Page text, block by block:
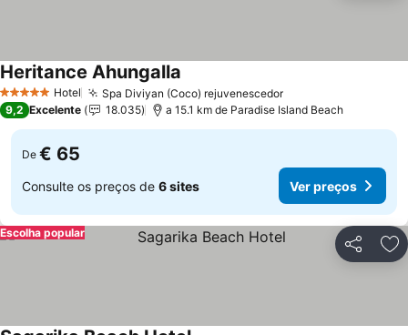
5 Estrelas Hotel Spa Diviyan (Coco) rejuvenescedor
Heritance Ahungalla
9,2 Excelente 18.035 a 15.1 km de Paradise Island Beach
De € 65
Consulte os preços de 6 sites Ver preços
Partilhar
Escolha popular